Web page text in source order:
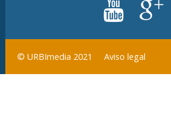
Aviso legal